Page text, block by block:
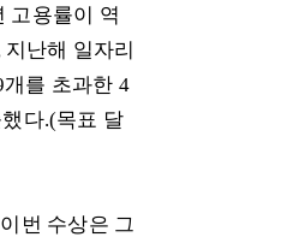
고용률이 역
지난해 일자리
개를 초과한4
다.(목표 달
이번 수상은 그